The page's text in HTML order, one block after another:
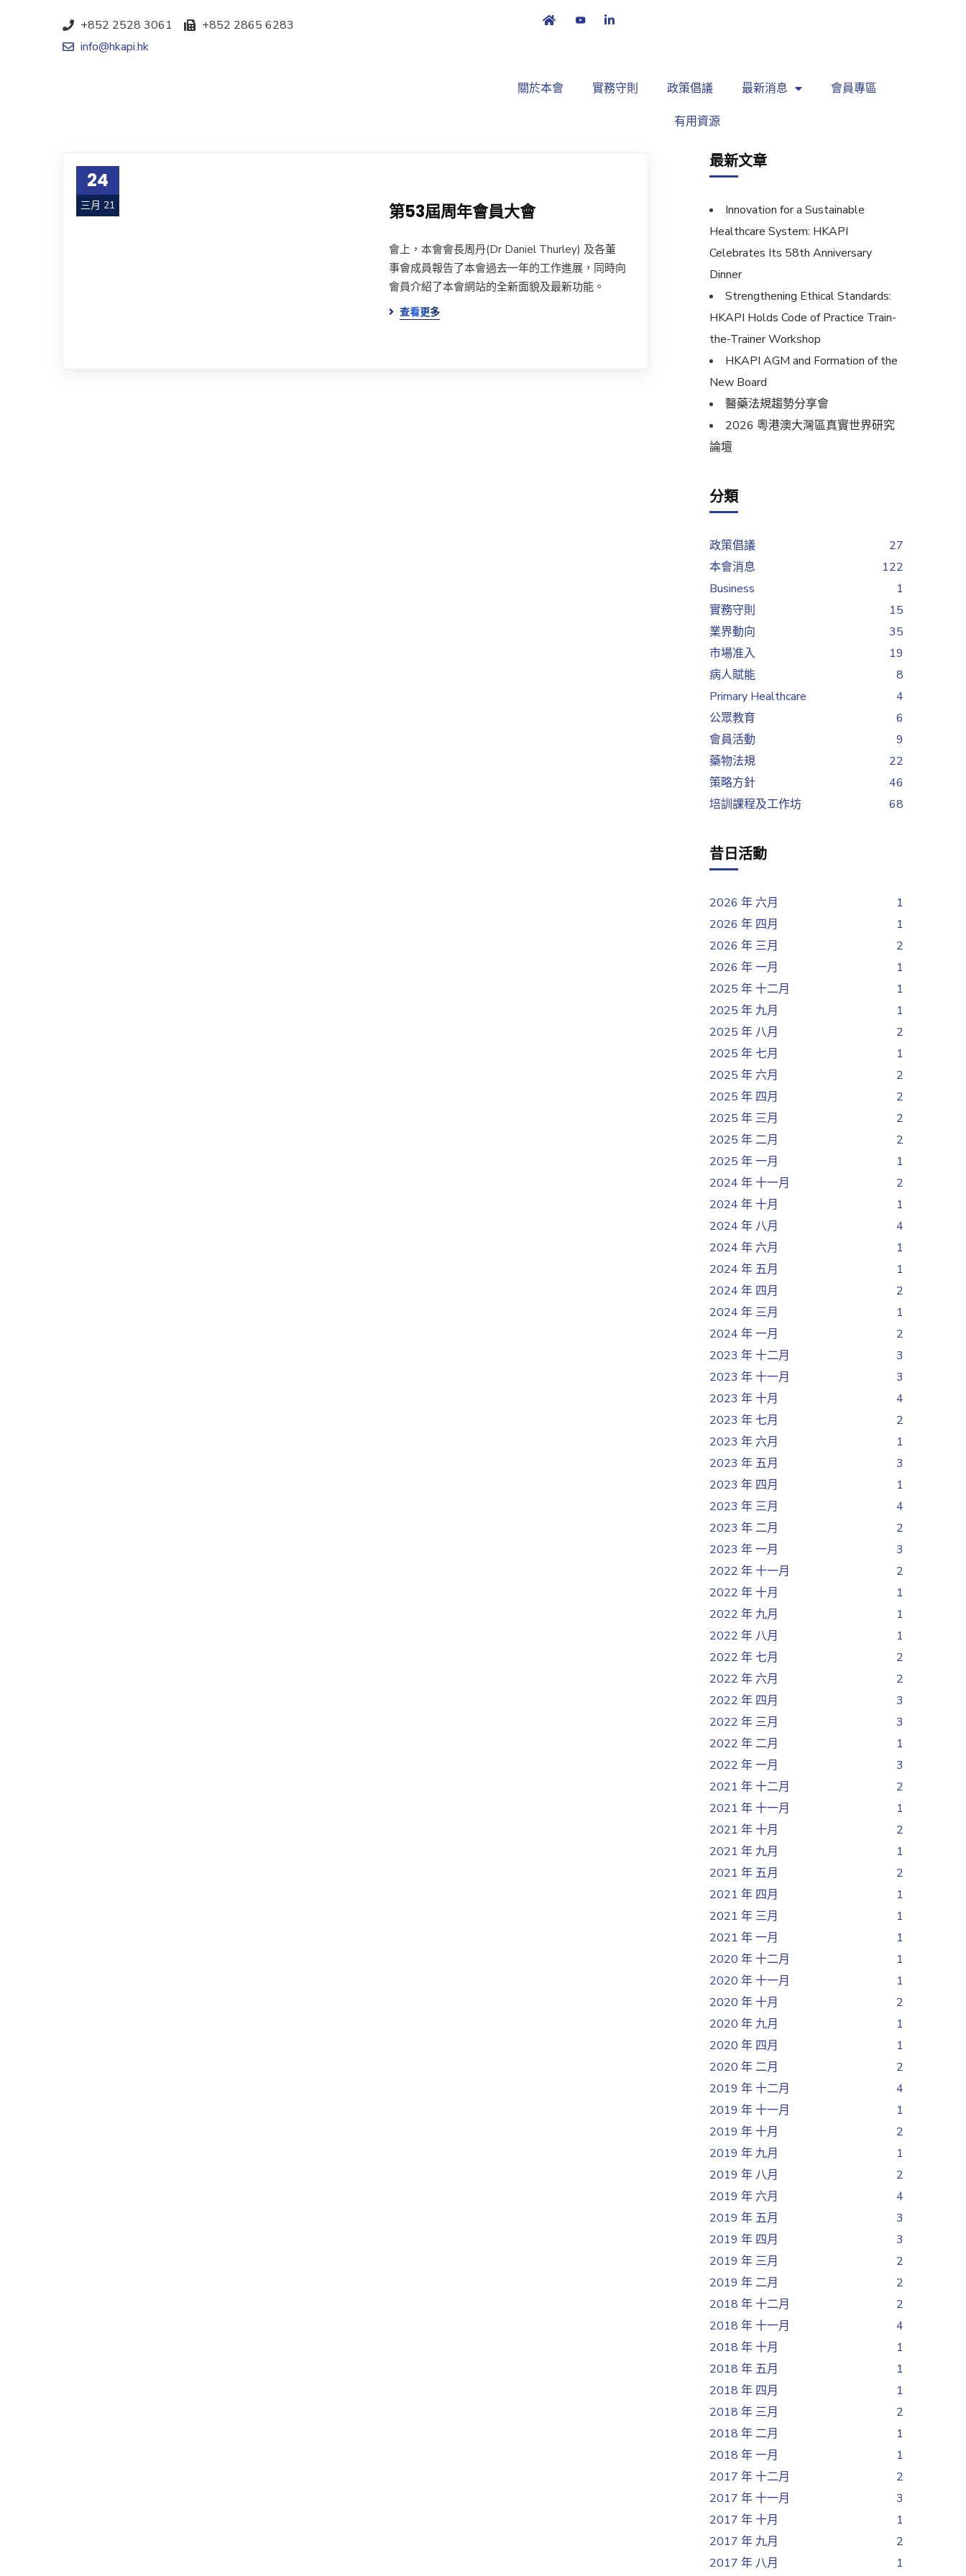
+852 2528 3061
+852 2865 6283
info@hkapi.hk
關於本會 實務守則 政策倡議 最新消息 會員專區
有用資源
24
三月 21 第53屆周年會員大會
會上，本會會長周丹(Dr Daniel Thurley) 及各董
事會成員報告了本會過去一年的工作進展，同時向
會員介紹了本會網站的全新面貌及最新功能。
查看更多
最新文章
Innovation for a Sustainable
Healthcare System: HKAPI
Celebrates Its 58th Anniversary
Dinner
Strengthening Ethical Standards:
HKAPI Holds Code of Practice Train-
the-Trainer Workshop
HKAPI AGM and Formation of the
New Board
醫藥法規趨勢分享會
2026 粵港澳大灣區真實世界研究
論壇
分類
政策倡議
27
本會消息
122
Business
1
實務守則
15
業界動向
35
市場准入
19
病人賦能
8
Primary Healthcare
4
公眾教育
6
會員活動
9
藥物法規
22
策略方針
46
培訓課程及工作坊
68
昔日活動
2026 年 六月
1
2026 年 四月
1
2026 年 三月
2
2026 年 一月
1
2025 年 十二月
1
2025 年 九月
1
2025 年 八月
2
2025 年 七月
1
2025 年 六月
2
2025 年 四月
2
2025 年 三月
2
2025 年 二月
2
2025 年 一月
1
2024 年 十一月
2
2024 年 十月
1
2024 年 八月
4
2024 年 六月
1
2024 年 五月
1
2024 年 四月
2
2024 年 三月
1
2024 年 一月
2
2023 年 十二月
3
2023 年 十一月
3
2023 年 十月
4
2023 年 七月
2
2023 年 六月
1
2023 年 五月
3
2023 年 四月
1
2023 年 三月
4
2023 年 二月
2
2023 年 一月
3
2022 年 十一月
2
2022 年 十月
1
2022 年 九月
1
2022 年 八月
1
2022 年 七月
2
2022 年 六月
2
2022 年 四月
3
2022 年 三月
3
2022 年 二月
1
2022 年 一月
3
2021 年 十二月
2
2021 年 十一月
1
2021 年 十月
2
2021 年 九月
1
2021 年 五月
2
2021 年 四月
1
2021 年 三月
1
2021 年 一月
1
2020 年 十二月
1
2020 年 十一月
1
2020 年 十月
2
2020 年 九月
1
2020 年 四月
1
2020 年 二月
2
2019 年 十二月
4
2019 年 十一月
1
2019 年 十月
2
2019 年 九月
1
2019 年 八月
2
2019 年 六月
4
2019 年 五月
3
2019 年 四月
3
2019 年 三月
2
2019 年 二月
2
2018 年 十二月
2
2018 年 十一月
4
2018 年 十月
1
2018 年 五月
1
2018 年 四月
1
2018 年 三月
2
2018 年 二月
1
2018 年 一月
1
2017 年 十二月
2
2017 年 十一月
3
2017 年 十月
1
2017 年 九月
2
2017 年 八月
1